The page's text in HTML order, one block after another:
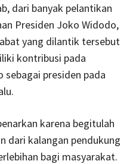
dari banyak pelantikan
Presiden Joko Widodo,
yang dilantik tersebut
kontribusi pada
sebagai presiden pada
karena begitulah
dari kalangan pendukung
bagi masyarakat.